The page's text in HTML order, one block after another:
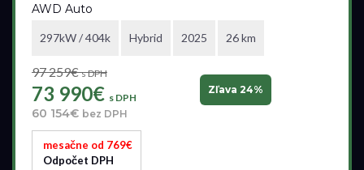
AWD Auto
297kW / 404k Hybrid 2025 26 km
97 259€s DPH
73 990€ s DPH
60 154€ bez DPH
Zľava 24%
mesačne od 769€
Odpočet DPH